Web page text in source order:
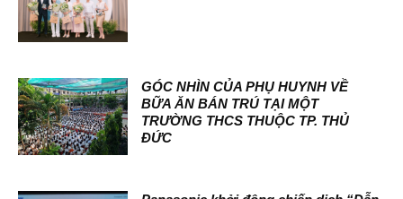
GÓC NHÌN CỦA PHỤ HUYNH VỀ
BỮA ĂN BÁN TRÚ TẠI MỘT
TRƯỜNG THCS THUỘC TP. THỦ
ĐỨC